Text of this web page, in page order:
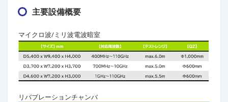
主要設備概要
マイクロ波/ミリ波電波暗室
リバブレーションチャンバ